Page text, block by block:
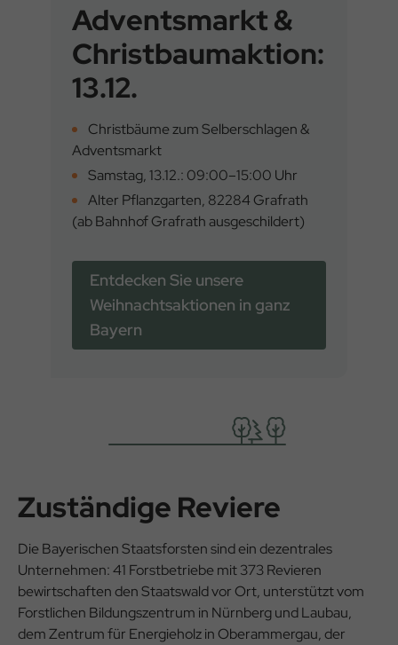
Adventsmarkt &
Christbaumaktion:
13.12.
Christbäume zum Selberschlagen &
Adventsmarkt
Samstag, 13.12.: 09:00–15:00 Uhr
Alter Pflanzgarten, 82284 Grafrath
(ab Bahnhof Grafrath ausgeschildert)
Entdecken Sie unsere
Weihnachtsaktionen in ganz
Bayern
Zuständige Reviere
Die Bayerischen Staatsforsten sind ein dezentrales
Unternehmen: 41 Forstbetriebe mit 373 Revieren
bewirtschaften den Staatswald vor Ort, unterstützt vom
Forstlichen Bildungszentrum in Nürnberg und Laubau,
dem Zentrum für Energieholz in Oberammergau, der